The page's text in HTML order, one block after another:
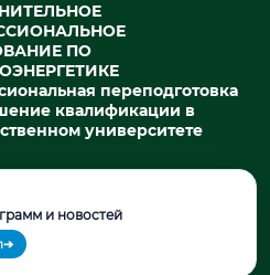
ПО
переподготовка
квалификации в
университете
портала активная ссылка
и новостей
➔